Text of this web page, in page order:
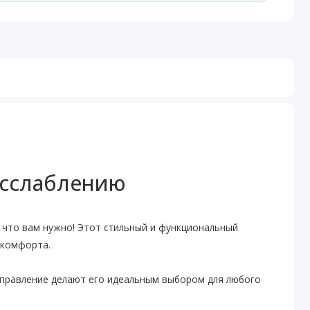
вам нужно! Этот стильный и функциональный
делают его идеальным выбором для любого